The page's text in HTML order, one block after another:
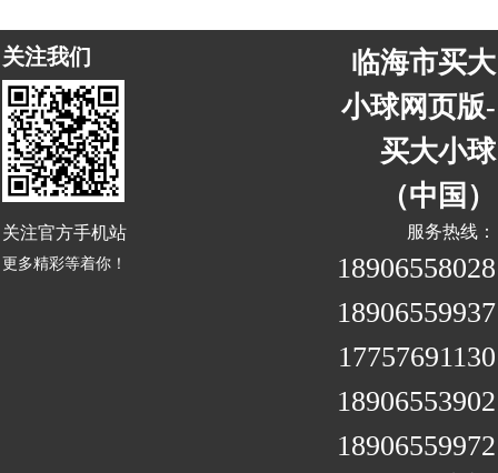
关注我们
关注官方手机站
更多精彩等着你！
临海市买大
小球网页版-
买大小球
（中国）
服务热线：
18906558028
18906559937
17757691130
18906553902
18906559972